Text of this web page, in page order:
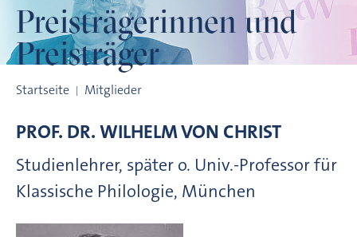
Preisträgerinnen und
Preisträger
Startseite Mitglieder
PROF. DR.WILHELM VON CHRIST
Studienlehrer, später o. Univ.-Professor für
Klassische Philologie, München